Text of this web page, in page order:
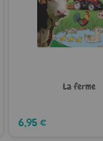
La ferme
6,95 €